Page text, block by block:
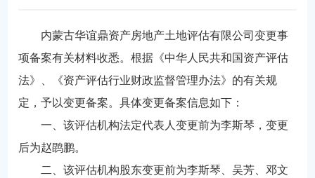
内蒙古华谊鼎资产房地产土地评估有限公司变更事
项备案有关材料收悉。根据《中华人民共和国资产评估
法》、《资产评估行业财政监督管理办法》的有关规
定，予以变更备案。具体变更备案信息如下：
一、该评估机构法定代表人变更前为李斯琴，变更
后为赵鹍鹏。
二、该评估机构股东变更前为李斯琴、吴芳、邓文